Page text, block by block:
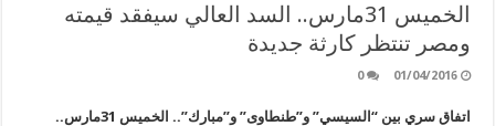
الخميس 31مارس.. السد العالي سيفقد قيمته
ومصر تنتظر كارثة جديدة
01/04/2016
0
اتفاق سري بين “السيسي” و”طنطاوى” و”مبارك”.. الخميس 31مارس..